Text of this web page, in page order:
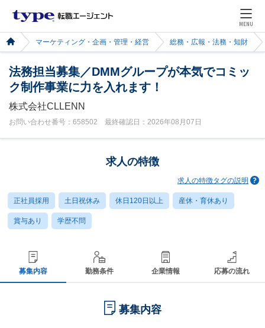
MENU
マーケティング・企画・管理・経営 総務・広報・法務・知財
法務担当募集／DMMグループが本気でコミッ
ク制作事業に力を入れます！
株式会社CLLENN
お問い合わせ番号：658502 最終確認日：2026年08月07日
求人の特徴
求人の特徴タグの説明
正社員採用 土日祝休み 休日120日以上 産休・育休あり
賞与あり 学歴不問
募集内容 勤務条件 企業情報 応募の流れ
募集内容